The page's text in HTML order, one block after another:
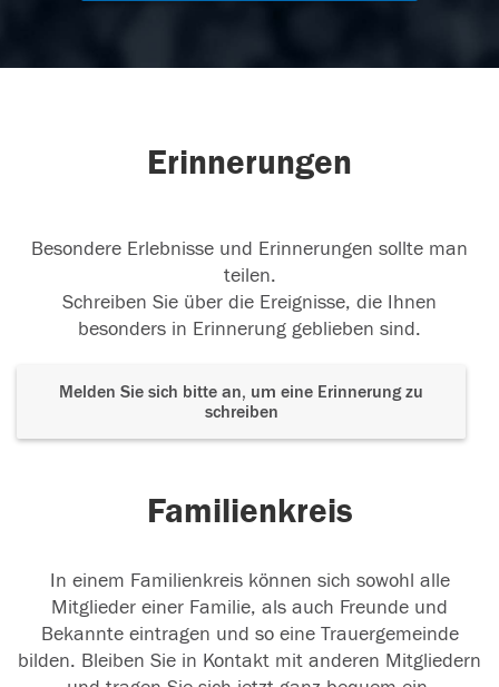
Erinnerungen
Besondere Erlebnisse und Erinnerungen sollte man
teilen.
Schreiben Sie über die Ereignisse, die Ihnen
besonders in Erinnerung geblieben sind.
Melden Sie sich bitte an, um eine Erinnerung zu
schreiben
Familienkreis
In einem Familienkreis können sich sowohl alle
Mitglieder einer Familie, als auch Freunde und
Bekannte eintragen und so eine Trauergemeinde
bilden. Bleiben Sie in Kontakt mit anderen Mitgliedern